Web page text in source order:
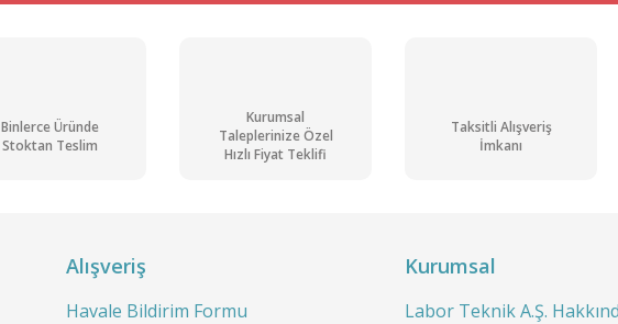
Binlerce Üründe
Stoktan Teslim
Kurumsal
Taleplerinize Özel
Hızlı Fiyat Teklifi
Taksitli Alışveriş
İmkanı
Alışveriş
Havale Bildirim Formu
Kurumsal
Labor Teknik A.Ş.